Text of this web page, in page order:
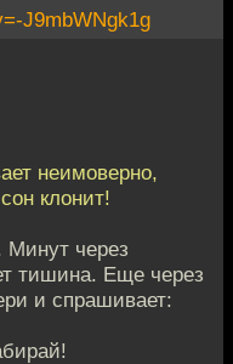
J9mbWNgk1g
неимоверно,
клонит!
Минут через
тишина. Еще через
и спрашивает: